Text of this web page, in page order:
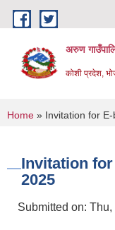
Skip to main content
अरुण
कोशी प्रदेश,
You are
Home » Invitation for
Invitation
2025
Submitted on: Thu,